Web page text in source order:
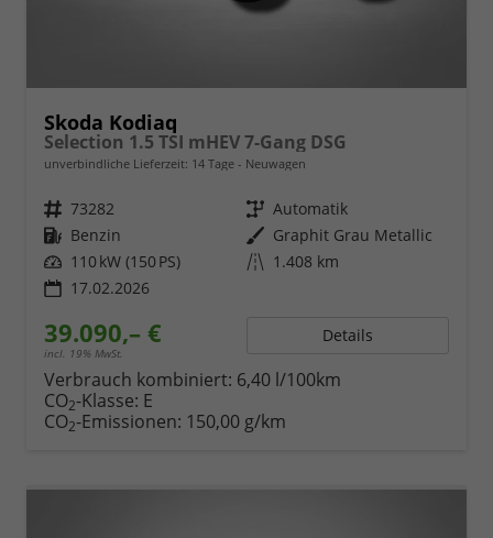
Skoda Kodiaq
Selection 1.5 TSI mHEV 7-Gang DSG
unverbindliche Lieferzeit: 14 Tage Neuwagen
Fahrzeugnr. 73282 Getriebe Automatik
Kraftstoff Benzin Außenfarbe Graphit Grau Metallic
Leistung 110 kW (150 PS) Kilometerstand 1.408 km
17.02.2026
39.090,– €
incl. 19% MwSt.
Details
Verbrauch kombiniert: 6,40 l/100km
CO2-Klasse: E
CO2-Emissionen: 150,00 g/km